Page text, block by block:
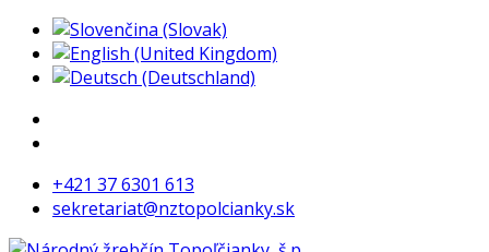
+421 37 6301 613
sekretariat@nztopolcianky.sk